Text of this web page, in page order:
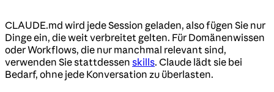
CLAUDE.md wird jede Session geladen, also fügen Sie nur
Dinge ein, die weit verbreitet gelten. Für Domänenwissen
oder Workflows, die nur manchmal relevant sind,
verwenden Sie stattdessen skills. Claude lädt sie bei
Bedarf, ohne jede Konversation zu überlasten.